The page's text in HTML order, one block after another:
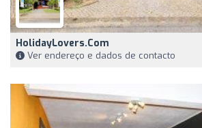
HolidayLovers.com
Ver endereço e dados de contacto